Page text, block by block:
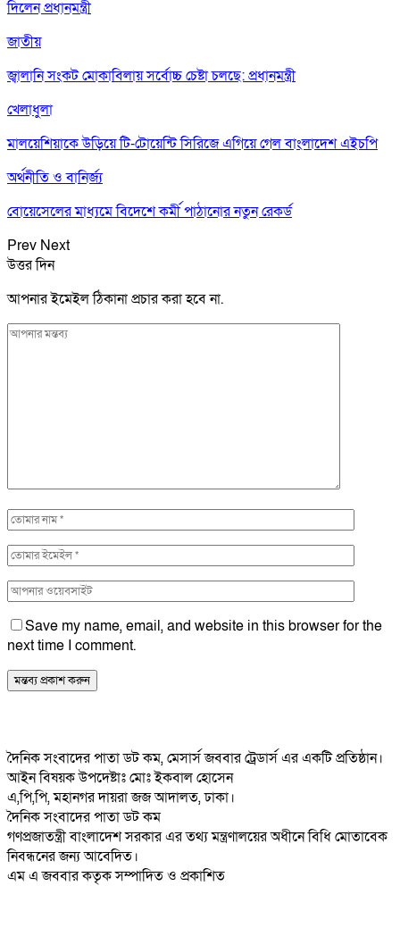
দিলেন প্রধানমন্ত্রী
জাতীয়
জ্বালানি সংকট মোকাবিলায় সর্বোচ্চ চেষ্টা চলছে: প্রধানমন্ত্রী
খেলাধুলা
মালয়েশিয়াকে উড়িয়ে টি-টোয়েন্টি সিরিজে এগিয়ে গেল বাংলাদেশ এইচপি
অর্থনীতি ও বানির্জ্য
বোয়েসেলের মাধ্যমে বিদেশে কর্মী পাঠানোর নতুন রেকর্ড
Prev Next
উত্তর দিন
আপনার ইমেইল ঠিকানা প্রচার করা হবে না.
Save my name, email, and website in this browser for the
next time I comment.
দৈনিক সংবাদের পাতা ডট কম, মেসার্স জববার ট্রেডার্স এর একটি প্রতিষ্ঠান।
আইন বিষয়ক উপদেষ্টাঃ মোঃ ইকবাল হোসেন
এ,পি,পি, মহানগর দায়রা জজ আদালত, ঢাকা।
দৈনিক সংবাদের পাতা ডট কম
গণপ্রজাতন্ত্রী বাংলাদেশ সরকার এর তথ্য মন্ত্রণালয়ের অধীনে বিধি মোতাবেক
নিবন্ধনের জন্য আবেদিত।
এম এ জববার কতৃক সম্পাদিত ও প্রকাশিত